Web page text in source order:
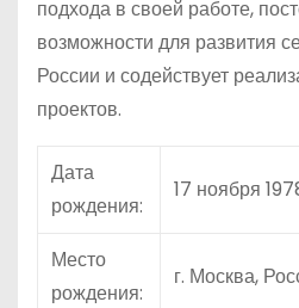
подхода в своей работе,
возможности для развития
России и содействует
проектов.
Дата
рождения:
17 ноября
Место
рождения:
г. Москва,